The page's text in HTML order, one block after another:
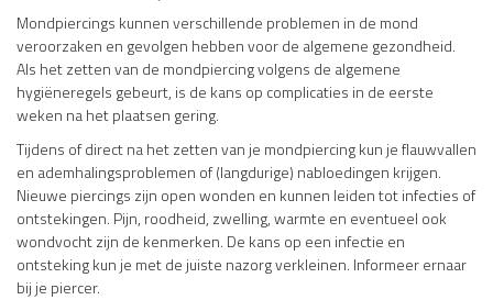
Mondpiercings kunnen verschillende problemen in de mond
veroorzaken en gevolgen hebben voor de algemene gezondheid.
Als het zetten van de mondpiercing volgens de algemene
hygiëneregels gebeurt, is de kans op complicaties in de eerste
weken na het plaatsen gering.
Tijdens of direct na het zetten van je mondpiercing kun je flauwvallen
en ademhalingsproblemen of (langdurige) nabloedingen krijgen.
Nieuwe piercings zijn open wonden en kunnen leiden tot infecties of
ontstekingen. Pijn, roodheid, zwelling, warmte en eventueel ook
wondvocht zijn de kenmerken. De kans op een infectie en
ontsteking kun je met de juiste nazorg verkleinen. Informeer ernaar
bij je piercer.